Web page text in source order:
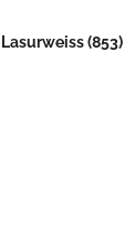
(853)